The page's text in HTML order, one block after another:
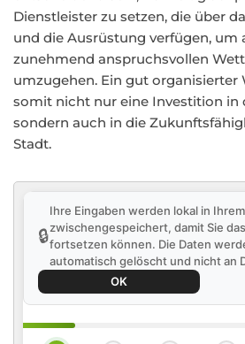
Dienstleister zu setzen, die über
und die Ausrüstung verfügen, um
zunehmend anspruchsvollen
umzugehen. Ein gut organisierter
somit nicht nur eine Investition in
sondern auch in die
Stadt.
🔒
Ihre Eingaben werden lokal in
zwischengespeichert, damit Sie
fortsetzen können. Die Daten
automatisch gelöscht und nicht an
OK